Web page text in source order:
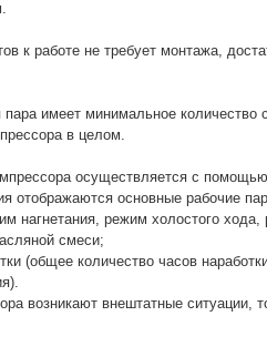
к работе не требует монтажа,
пара имеет минимальное
в целом.
осуществляется с
отображаются основные рабочие
нагнетания, режим холостого
смеси;
(общее количество часов
возникают внештатные ситуации,